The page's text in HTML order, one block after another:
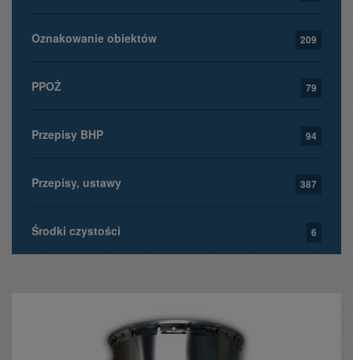
Oznakowanie obiektów 209
PPOŻ 79
Przepisy BHP 94
Przepisy, ustawy 387
Środki czystości 6